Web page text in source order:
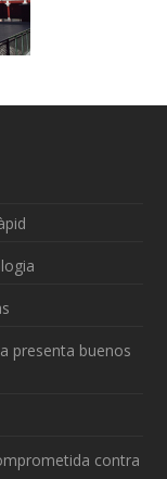
presenta buenos
contra